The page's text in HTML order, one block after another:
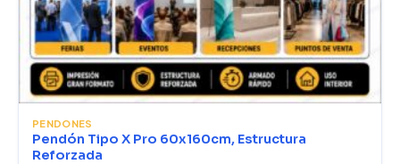
PENDONES
Pendón Tipo X Pro 60x160cm, Estructura
Reforzada